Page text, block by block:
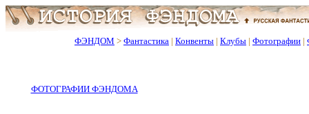
ФЭНДОМ > Фантастика | Конвенты | Клубы | Фотографии |
ФОТОГРАФИИ ФЭНДОМА